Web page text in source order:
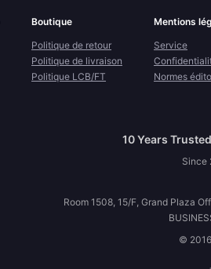
Boutique
Politique de retour
Politique de livraison
Politique LCB/FT
Mentions
Service
Normes
10 Years
Since
Room 1508, 15/F, Grand Plaza
©